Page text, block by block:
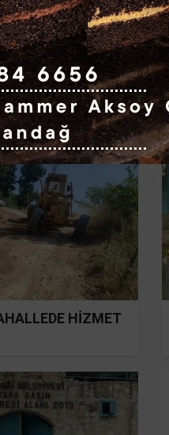
ABA GÜREŞİ
HİZMET